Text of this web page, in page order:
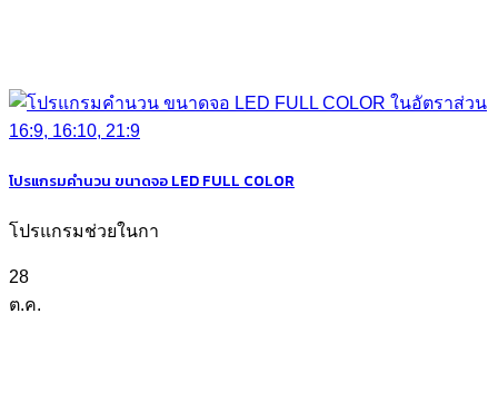
โปรแกรมคำนวน ขนาดจอ LED FULL COLOR
โปรแกรมช่วยในกา
28
ต.ค.